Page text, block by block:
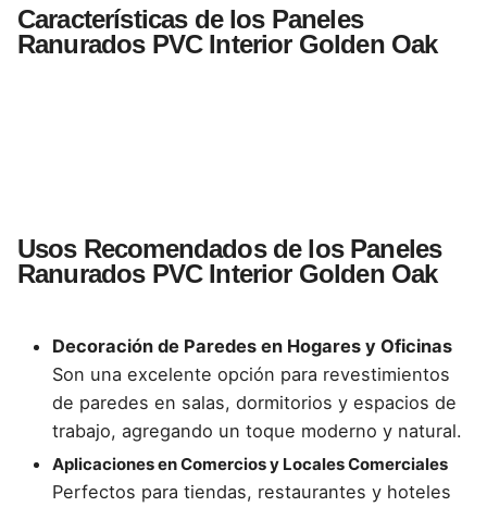
Características de los Paneles
Ranurados PVC Interior Golden Oak
Usos Recomendados de los Paneles
Ranurados PVC Interior Golden Oak
Decoración de Paredes en Hogares y Oficinas
Son una excelente opción para revestimientos
de paredes en salas, dormitorios y espacios de
trabajo, agregando un toque moderno y natural.
Aplicaciones en Comercios y Locales Comerciales
Perfectos para tiendas, restaurantes y hoteles